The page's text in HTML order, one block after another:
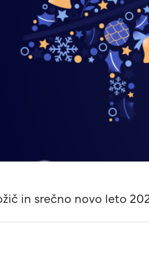
in srečno novo leto